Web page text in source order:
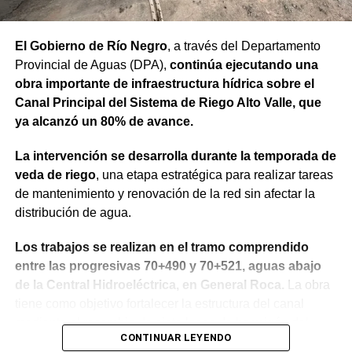
claro y genera confianza, ahora el desafío es seguir
beneficios de estas inversiones”.
Weretilneck estuvo acompañado por los ministros de
Desarrollo Económico y Productivo, Carlos Banacloy; de
Salud, Demetrio Thalasselis y de Hacienda, Gabriel
Provincial de Coordinación y Ejecución del
Financiamiento Externo (UPCEFE), Martín Camiña.
Los proyectos
El programa reúne cinco proyectos estratégicos. En
Guardia Mitre se construirán 85 km de nueva red eléctrica
presurizado y reducirá más de 50% el costo energético
por hectárea.
El Gobierno de Río Negro, a través del Departamento
Provincial de Aguas (DPA), continúa ejecutando una
obra importante de infraestructura hídrica sobre el
Canal Principal del Sistema de Riego Alto Valle, que
ya alcanzó un 80% de avance.
La intervención se desarrolla durante la temporada de
veda de riego, una etapa estratégica para realizar tareas
de mantenimiento y renovación de la red sin afectar la
distribución de agua.
Los trabajos se realizan en el tramo comprendido
entre las progresivas 70+490 y 70+521, aguas abajo
de la Central Hidroeléctrica, en General Roca.
La obra
mediante el recambio de siete losas de hormigón del
revestimiento del talud sobre la margen derecha, la
CONTINUAR LEYENDO